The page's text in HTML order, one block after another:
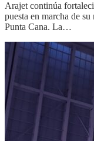
Arajet continúa
puesta en marcha de
Punta Cana. La…